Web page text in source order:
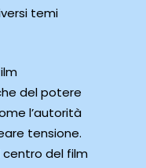
temi
del potere
l’autorità
tensione.
centro del film